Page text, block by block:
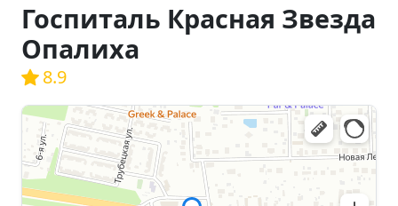
Госпиталь Красная Звезда
Опалиха
8.9